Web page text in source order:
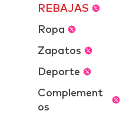
REBAJAS
Ropa
Zapatos
Deporte
Complement
os